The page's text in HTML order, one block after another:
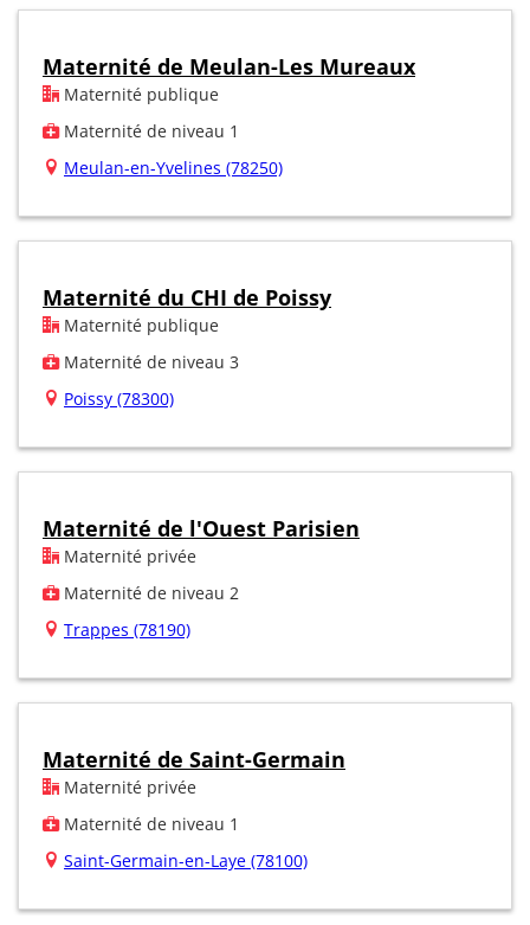
Maternité de Meulan-Les Mureaux
Maternité publique
Maternité de niveau 1
Meulan-en-Yvelines (78250)
Maternité du CHI de Poissy
Maternité publique
Maternité de niveau 3
Poissy (78300)
Maternité de l'Ouest Parisien
Maternité privée
Maternité de niveau 2
Trappes (78190)
Maternité de Saint-Germain
Maternité privée
Maternité de niveau 1
Saint-Germain-en-Laye (78100)